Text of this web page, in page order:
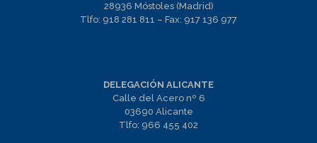
28936 Móstoles (Madrid)
Tlfo: 918 281 811 – Fax: 917 136 977
DELEGACIÓN ALICANTE
Calle del Acero nº 6
03690 Alicante
Tlfo: 966 455 402